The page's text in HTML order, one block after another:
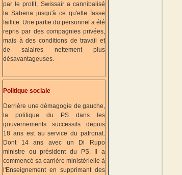
par le profit, Swissair a cannibalisé
la Sabena jusqu'à ce qu'elle fasse
faillite. Une partie du personnel a été
repris par des compagnies privées,
mais à des conditions de travail et
de salaires nettement plus
désavantageuses.
Politique sociale
Derrière une démagogie de gauche,
la politique du PS dans les
gouvernements successifs depuis
18 ans est au service du patronat.
Dont 14 ans avec un Di Rupo
ministre ou président du PS. Il a
commencé sa carrière ministérielle à
l'Enseignement en supprimant des